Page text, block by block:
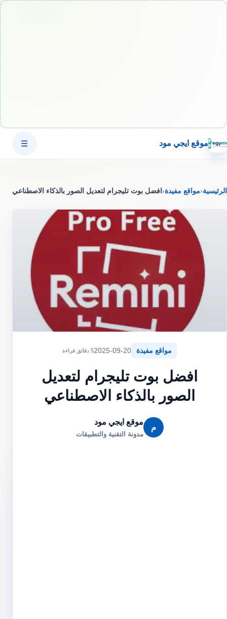
موقع ايجي مود ☰
الرئيسية‹مواقع مفيدة‹ افضل بوت تليجرام لتعديل الصور بالذكاء الاصطناعي
مواقع مفيدة 2025-09-205 دقائق قراءة
افضل بوت تليجرام لتعديل
الصور بالذكاء الاصطناعي
م
موقع ايجي مود
مدونة التقنية والتطبيقات